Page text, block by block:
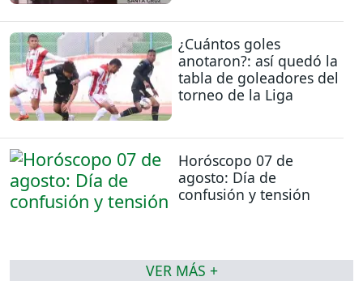
¿Cuántos goles
anotaron?: así quedó la
tabla de goleadores del
torneo de la Liga
Horóscopo 07 de
agosto: Día de
confusión y tensión
VER MÁS +